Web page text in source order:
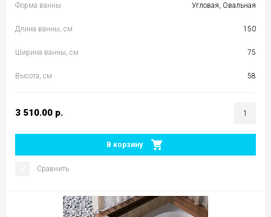
Форма ванны Угловая, Овальная
Длина ванны, см 150
Ширина ванны, см 75
Высота, см 58
3 510.00 р.
В корзину
Сравнить